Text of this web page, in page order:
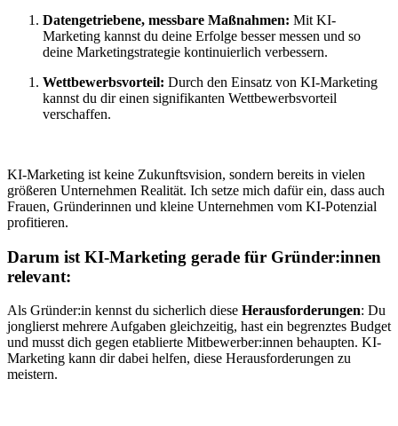
Datengetriebene, messbare Maßnahmen: Mit KI-
Marketing kannst du deine Erfolge besser messen und so
deine Marketingstrategie kontinuierlich verbessern.
Wettbewerbsvorteil: Durch den Einsatz von KI-Marketing
kannst du dir einen signifikanten Wettbewerbsvorteil
verschaffen.
KI-Marketing ist keine Zukunftsvision, sondern bereits in vielen
größeren Unternehmen Realität. Ich setze mich dafür ein, dass auch
Frauen, Gründerinnen und kleine Unternehmen vom KI-Potenzial
profitieren.
Darum ist KI-Marketing gerade für Gründer:innen
relevant:
Als Gründer:in kennst du sicherlich diese Herausforderungen: Du
jonglierst mehrere Aufgaben gleichzeitig, hast ein begrenztes Budget
und musst dich gegen etablierte Mitbewerber:innen behaupten. KI-
Marketing kann dir dabei helfen, diese Herausforderungen zu
meistern.